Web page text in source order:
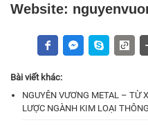
Website:
Bài viết khác:
NGUYÊN VƯƠNG METAL – TỪ
LƯỢC NGÀNH KIM LOẠI